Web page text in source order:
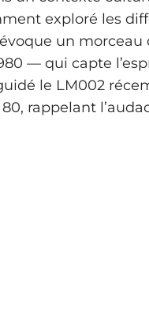
exploré les
un morceau
— qui capte
le LM002
rappelant